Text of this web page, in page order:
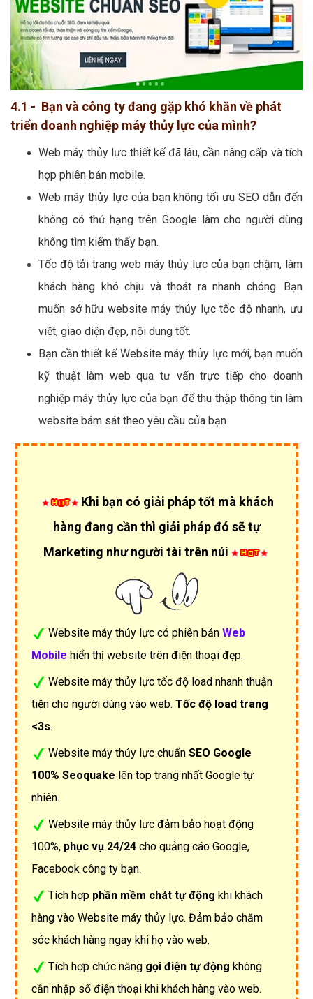
4.1 - Bạn và công ty đang gặp khó khăn về phát
triển doanh nghiệp máy thủy lực của mình?
Web máy thủy lực thiết kế đã lâu, cần nâng cấp và tích
hợp phiên bản mobile.
Web máy thủy lực của bạn không tối ưu SEO dẫn đến
không có thứ hạng trên Google làm cho người dùng
không tìm kiếm thấy bạn.
Tốc độ tải trang web máy thủy lực của bạn chậm, làm
khách hàng khó chịu và thoát ra nhanh chóng. Bạn
muốn sở hữu website máy thủy lực tốc độ nhanh, ưu
việt, giao diện đẹp, nội dung tốt.
Bạn cần thiết kế Website máy thủy lực mới, bạn muốn
kỹ thuật làm web qua tư vấn trực tiếp cho doanh
nghiệp máy thủy lực của bạn để thu thập thông tin làm
website bám sát theo yêu cầu của bạn.
Khi bạn có giải pháp tốt mà khách
hàng đang cần thì giải pháp đó sẽ tự
Marketing như người tài trên núi
Website máy thủy lực có phiên bản Web
Mobile hiển thị website trên điện thoại đẹp.
Website máy thủy lực tốc độ load nhanh thuận
tiện cho người dùng vào web. Tốc độ load trang
<3s.
Website máy thủy lực chuẩn SEO Google
100% Seoquake lên top trang nhất Google tự
nhiên.
Website máy thủy lực đảm bảo hoạt động
100%, phục vụ 24/24 cho quảng cáo Google,
Facebook công ty bạn.
Tích hợp phần mềm chát tự động khi khách
hàng vào Website máy thủy lực. Đảm bảo chăm
sóc khách hàng ngay khi họ vào web.
Tích hợp chức năng gọi điện tự động không
cần nhập số điện thoại khi khách hàng vào web.